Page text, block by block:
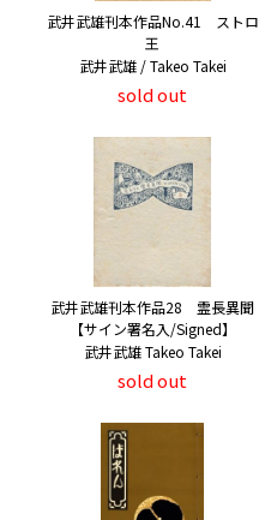
武井武雄刊本作品No.41 ストロ
王
武井武雄 / Takeo Takei
sold out
武井武雄刊本作品28 霊長異聞
【サイン署名入/Signed】
武井武雄 Takeo Takei
sold out